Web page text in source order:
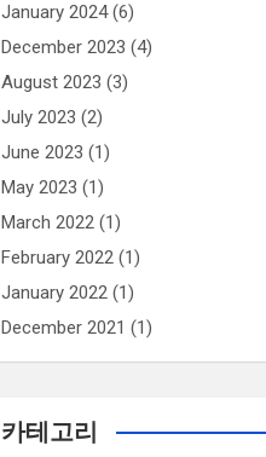
January 2024(6)
December 2023 (4)
August 2023 (3)
July 2023 (2)
June 2023 (1)
May 2023 (1)
March 2022 (1)
February 2022 (1)
January 2022 (1)
December 2021 (1)
카테고리